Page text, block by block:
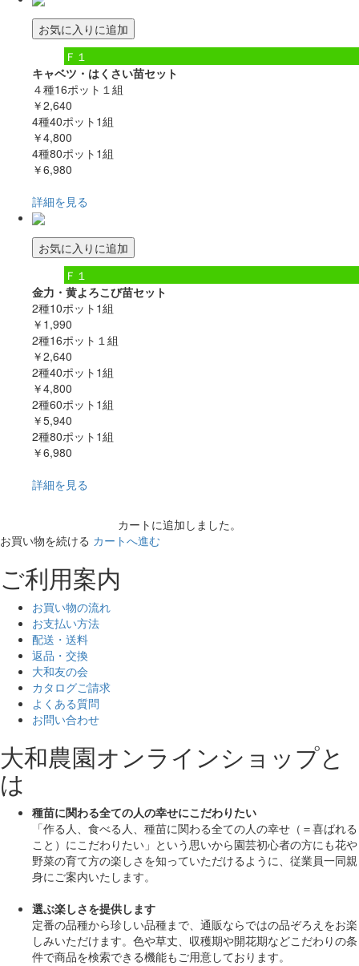
お気に入りに追加
Ｆ１
キャベツ・はくさい苗セット
４種16ポット１組
￥2,640
4種40ポット1組
￥4,800
4種80ポット1組
￥6,980
詳細を見る
お気に入りに追加
Ｆ１
金力・黄よろこび苗セット
2種10ポット1組
￥1,990
2種16ポット１組
￥2,640
2種40ポット1組
￥4,800
2種60ポット1組
￥5,940
2種80ポット1組
￥6,980
詳細を見る
カートに追加しました。
お買い物を続ける カートへ進む
ご利用案内
お買い物の流れ
お支払い方法
配送・送料
返品・交換
大和友の会
カタログご請求
よくある質問
お問い合わせ
大和農園オンラインショップと
は
種苗に関わる全ての人の幸せにこだわりたい
「作る人、食べる人、種苗に関わる全ての人の幸せ（＝喜ばれる
こと）にこだわりたい」 という思いから園芸初心者の方にも花や
野菜の育て方の楽しさを知っていただけるように、従業員一同親
身にご案内いたします。
選ぶ楽しさを提供します
定番の品種から珍しい品種まで、通販ならではの品ぞろえをお楽
しみいただけます。色や草丈、収穫期や開花期などこだわりの条
件で商品を検索できる機能もご用意しております。